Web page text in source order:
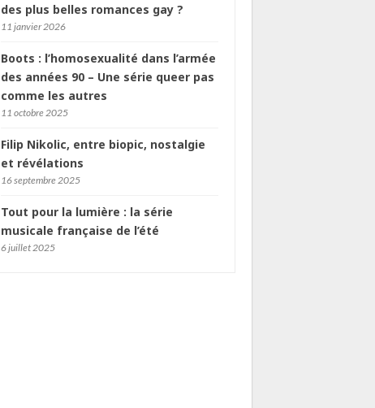
des plus belles romances gay ?
11 janvier 2026
Boots : l’homosexualité dans l’armée
des années 90 – Une série queer pas
comme les autres
11 octobre 2025
Filip Nikolic, entre biopic, nostalgie
et révélations
16 septembre 2025
Tout pour la lumière : la série
musicale française de l’été
6 juillet 2025